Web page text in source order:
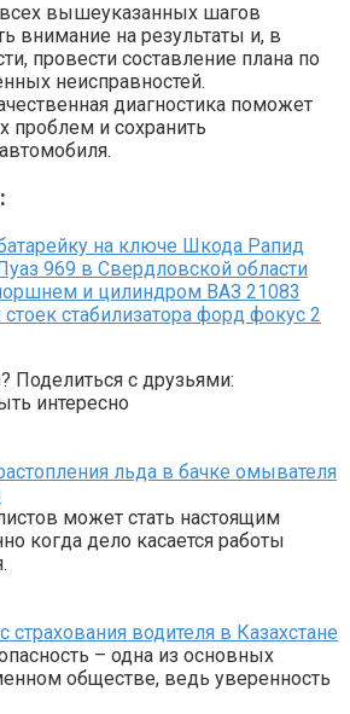
вышеуказанных шагов
внимание на результаты и, в
провести составление плана по
неисправностей.
диагностика поможет
проблем и сохранить
на ключе Шкода Рапид
969 в Свердловской области
и цилиндром ВАЗ 21083
стабилизатора форд фокус 2
Поделиться с друзьями:
интересно
льда в бачке омывателя
может стать настоящим
когда дело касается работы
страхования водителя в Казахстане
– одна из основных
обществе, ведь уверенность